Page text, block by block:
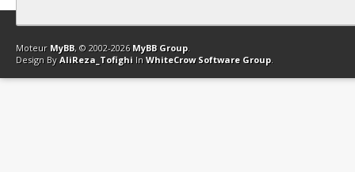
Contact Club Affiliation Retourner en haut Version bas-débit
Moteur MyBB, © 2002-2026 MyBB Group.
Design By AliReza_Tofighi In WhiteCrow Software Group.